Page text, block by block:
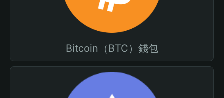
Bitcoin（BTC）錢包